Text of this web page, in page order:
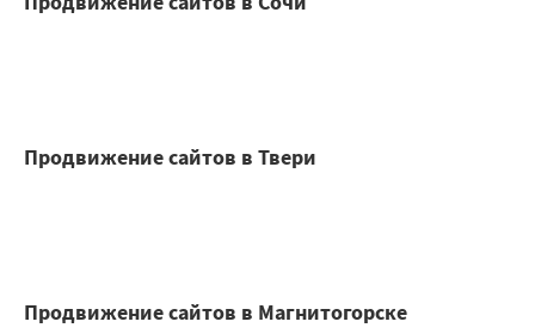
Продвижение сайтов в Твери
Продвижение сайтов в Магнитогорске